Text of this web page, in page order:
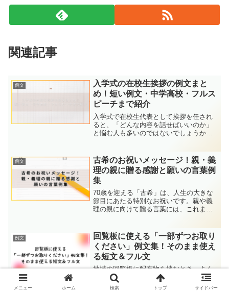
関連記事
例文
入学式の在校生挨拶の例文まと
め！短い例文・中学高校・フルス
ピーチまで紹介
入学式で在校生代表として挨拶を任され
ると、「どんな内容を話せばいいのか」
と悩む人も多いのではないでしょうか。
なスピーチです。この記事では、入学式
で使える在校生挨拶の例文...
例文
古希のお祝いメッセージ！親・義
理の親に贈る感謝と願いの言葉例
集
70歳を迎える「古希」は、人生の大きな
節目にあたる特別なお祝いです。親や義
理の親に向けて贈る言葉には、これまで
のですよね。とはいえ「どんな言葉がふ
さわしいのか分からない...
例文
回覧板に使える「一部ずつお取り
ください」例文集！そのまま使え
る短文＆フル文
地域の回覧板に配布物を挟むとき、よく
添える言葉が「一部ずつお取りくださ
い」です。でも、実際にどう書けば伝わ
メニュー ホーム 検索 トップ サイドバー